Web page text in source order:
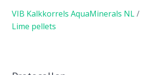
VIB Kalkkorrels AquaMinerals NL/
Lime pellets